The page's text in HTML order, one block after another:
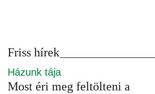
Friss hírek
Házunk tája
Most éri meg feltölteni a